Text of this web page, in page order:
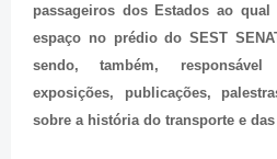
passageiros dos Estados ao qual
espaço no prédio do SEST
sendo, também,
exposições, publicações,
sobre a história do transporte e